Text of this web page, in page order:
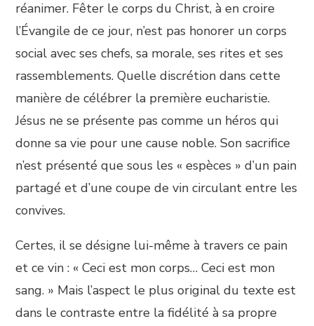
réanimer. Fêter le corps du Christ, à en croire
l’Évangile de ce jour, n’est pas honorer un corps
social avec ses chefs, sa morale, ses rites et ses
rassemblements. Quelle discrétion dans cette
manière de célébrer la première eucharistie.
Jésus ne se présente pas comme un héros qui
donne sa vie pour une cause noble. Son sacrifice
n’est présenté que sous les « espèces » d’un pain
partagé et d’une coupe de vin circulant entre les
convives.
Certes, il se désigne lui-même à travers ce pain
et ce vin : « Ceci est mon corps… Ceci est mon
sang. » Mais l’aspect le plus original du texte est
dans le contraste entre la fidélité à sa propre